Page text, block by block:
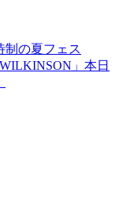
制の夏フェス
」本日